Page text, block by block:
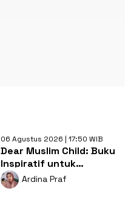
06 Agustus 2026 | 17:50 WIB
Dear Muslim Child: Buku
Inspiratif untuk
Tumbuhkan Percaya Diri
Anak Muslim
Ardina Praf